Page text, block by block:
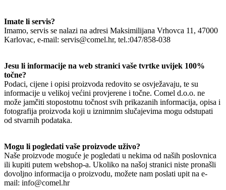
Imate li servis?
Imamo, servis se nalazi na adresi Maksimilijana Vrhovca 11, 47000
Karlovac, e-mail: servis@comel.hr, tel.:047/858-038
Jesu li informacije na web stranici vaše tvrtke uvijek 100%
točne?
Podaci, cijene i opisi proizvoda redovito se osvježavaju, te su
informacije u velikoj većini provjerene i točne. Comel d.o.o. ne
može jamčiti stopostotnu točnost svih prikazanih informacija, opisa i
fotografija proizvoda koji u iznimnim slučajevima mogu odstupati
od stvarnih podataka.
Mogu li pogledati vaše proizvode uživo?
Naše proizvode moguće je pogledati u nekima od naših poslovnica
ili kupiti putem webshop-a. Ukoliko na našoj stranici niste pronašli
dovoljno informacija o proizvodu, možete nam poslati upit na e-
mail: info@comel.hr